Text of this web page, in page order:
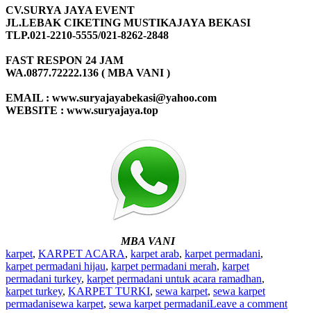
CV.SURYA JAYA EVENT
JL.LEBAK CIKETING MUSTIKAJAYA BEKASI
TLP.021-2210-5555/021-8262-2848
FAST RESPON 24 JAM
WA.0877.72222.136 ( MBA VANI )
EMAIL : www.suryajayabekasi@yahoo.com
WEBSITE : www.suryajaya.top
MBA VANI
karpet, KARPET ACARA, karpet arab, karpet permadani,
karpet permadani hijau, karpet permadani merah, karpet
permadani turkey, karpet permadani untuk acara ramadhan,
karpet turkey, KARPET TURKI, sewa karpet, sewa karpet
permadanisewa karpet, sewa karpet permadaniLeave a comment